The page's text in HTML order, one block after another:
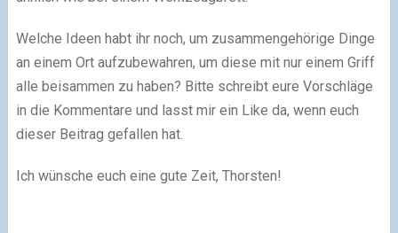
Welche Ideen habt ihr noch, um zusammengehörige Dinge
an einem Ort aufzubewahren, um diese mit nur einem Griff
alle beisammen zu haben? Bitte schreibt eure Vorschläge
in die Kommentare und lasst mir ein Like da, wenn euch
dieser Beitrag gefallen hat.
Ich wünsche euch eine gute Zeit, Thorsten!